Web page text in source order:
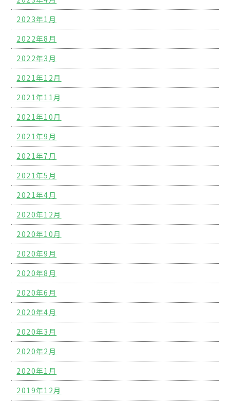
2023年1月
2022年8月
2022年3月
2021年12月
2021年11月
2021年10月
2021年9月
2021年7月
2021年5月
2021年4月
2020年12月
2020年10月
2020年9月
2020年8月
2020年6月
2020年4月
2020年3月
2020年2月
2020年1月
2019年12月